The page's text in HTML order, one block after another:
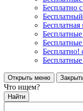
Бесплатно
Бесплатно!
Открыть меню
Что ищем?
Найти